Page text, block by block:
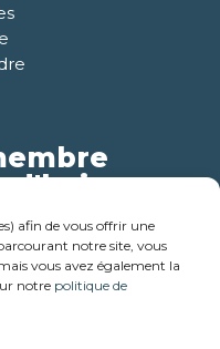
afin de vous offrir une
notre site, vous
vous avez également la
notre politique de